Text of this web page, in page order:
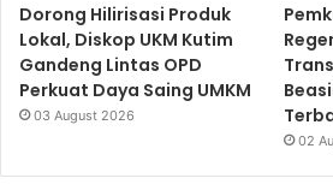
Dorong Hilirisasi Produk
Lokal, Diskop UKM Kutim
Gandeng Lintas OPD
Perkuat Daya Saing UMKM
03 August 2026
02